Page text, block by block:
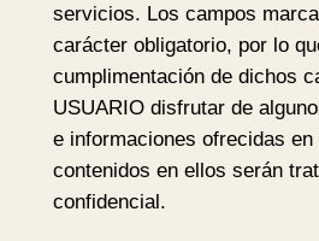
servicios. Los campos
carácter obligatorio, por lo
cumplimentación de dichos
USUARIO disfrutar de
e informaciones ofrecidas
contenidos en ellos serán
confidencial.